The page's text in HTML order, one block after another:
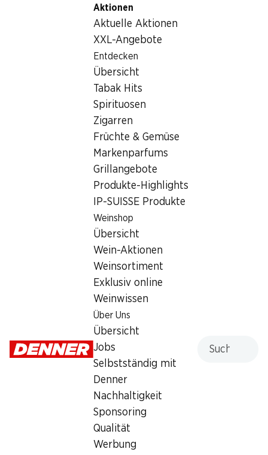
Aktionen
Aktuelle Aktionen
XXL-Angebote
Entdecken
Übersicht
Tabak Hits
Spirituosen
Zigarren
Früchte & Gemüse
Markenparfums
Grillangebote
Produkte-Highlights
IP-SUISSE Produkte
Weinshop
Übersicht
Wein-Aktionen
Weinsortiment
Exklusiv online
Weinwissen
Über Uns
Übersicht
Jobs
Selbstständig mit
Denner
Nachhaltigkeit
Sponsoring
Qualität
Werbung
Nicht-Lebensmittel
Zuckerrohr-Suppenterrine
Zuckerrohr-Suppenterrine
Ø 18 cm, 400 ml, 15 Stück
Artikelnummer1029798
Bleiben Sie mit dem Denner Newsletter immer auf dem